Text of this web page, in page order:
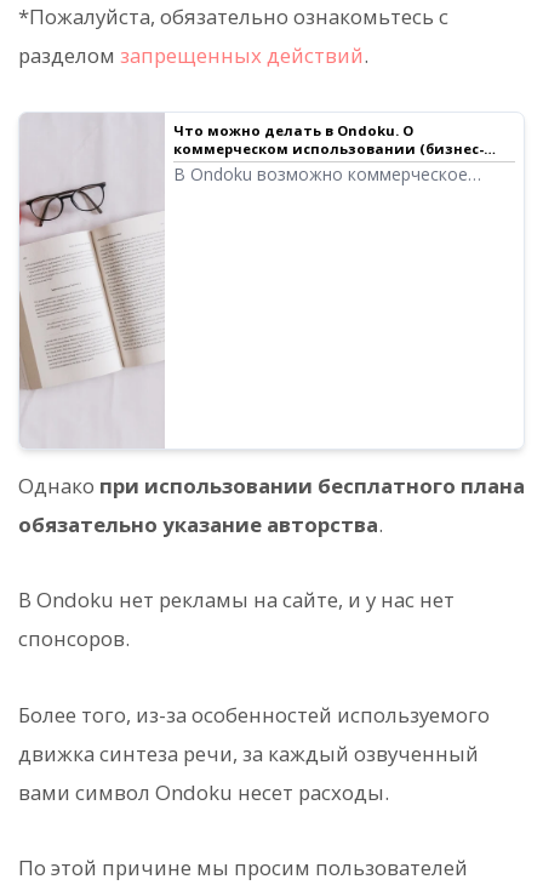
*Пожалуйста, обязательно ознакомьтесь с
разделом запрещенных действий.
Что можно делать в Ondoku. О
коммерческом использовании (бизнес-
использовании) и запрещенных
действиях.｜Программа для чтения текста
В Ondoku возможно коммерческое
Однако при использовании бесплатного плана
обязательно указание авторства.
В Ondoku нет рекламы на сайте, и у нас нет
спонсоров.
Более того, из-за особенностей используемого
движка синтеза речи, за каждый озвученный
вами символ Ondoku несет расходы.
По этой причине мы просим пользователей